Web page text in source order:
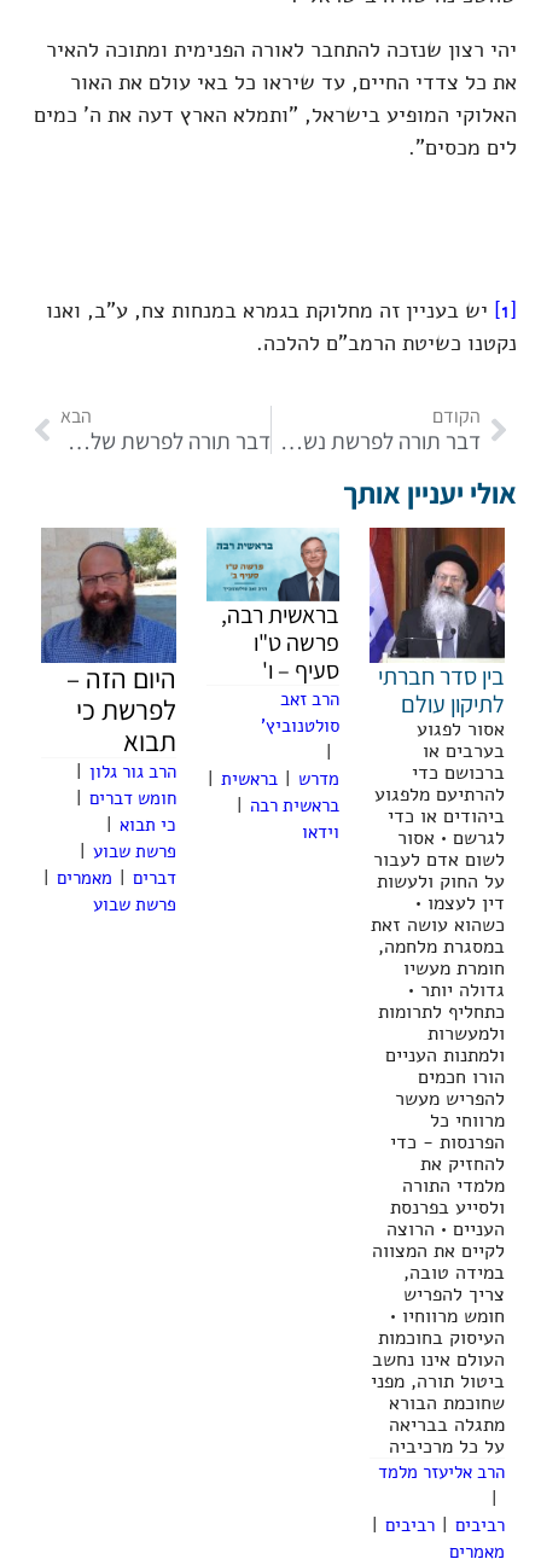
יהי רצון שנזכה להתחבר לאורה הפנימית ומתוכה להאיר
את כל צדדי החיים, עד שיראו כל באי עולם את האור
האלוקי המופיע בישראל, "ותמלא הארץ דעה את ה' כמים
לים מכסים".
[1]
יש בעניין זה מחלוקת בגמרא במנחות צח, ע"ב, ואנו
נקטנו כשיטת הרמב"ם להלכה.
הקודם
דבר תורה לפרשת נשא – קרבנות הנשיאים וחג מתן תורה
הבא
דבר תורה לפרשת שלח – החוכמה בייעוץ, השמעה ותוכחה
אולי יעניין אותך
בין סדר חברתי
לתיקון עולם
אסור לפגוע
בערבים או
ברכושם כדי
להרתיעם מלפגוע
ביהודים או כדי
לגרשם • אסור
לשום אדם לעבור
על החוק ולעשות
דין לעצמו •
כשהוא עושה זאת
במסגרת מלחמה,
חומרת מעשיו
גדולה יותר •
כתחליף לתרומות
ולמעשרות
ולמתנות העניים
הורו חכמים
להפריש מעשר
מרווחי כל
הפרנסות - כדי
להחזיק את
מלמדי התורה
ולסייע בפרנסת
העניים • הרוצה
לקיים את המצווה
במידה טובה,
צריך להפריש
חומש מרווחיו •
העיסוק בחוכמות
העולם אינו נחשב
ביטול תורה, מפני
שחוכמת הבורא
מתגלה בבריאה
על כל מרכיביה
הרב אליעזר מלמד
|
רביבים | רביבים |
מאמרים
בראשית רבה,
פרשה ט"ו
סעיף – ו'
הרב זאב
סולטנוביץ'
מדרש
בראשית
בראשית רבה
וידאו
היום הזה –
לפרשת כי
תבוא
הרב גור גלון |
חומש דברים |
כי תבוא |
פרשת שבוע |
דברים | מאמרים |
פרשת שבוע